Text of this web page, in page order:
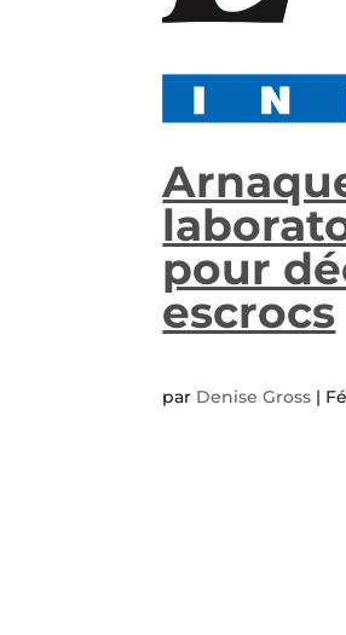
pour
escrocs
par Denise Gross |